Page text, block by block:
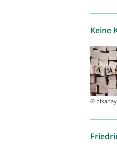
Keine
© pixabay